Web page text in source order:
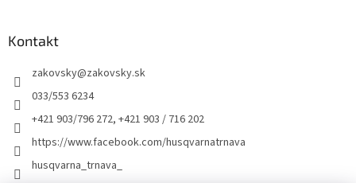
Kontakt
zakovsky@zakovsky.sk
033/553 6234
+421 903/796 272, +421 903 / 716 202
https://www.facebook.com/husqvarnatrnava
husqvarna_trnava_